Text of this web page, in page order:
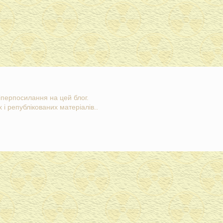
на цей блог.
републікованих матеріалів..